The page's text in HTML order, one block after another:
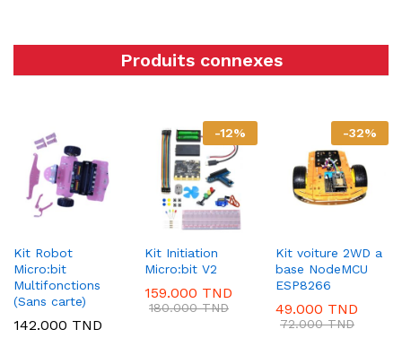
Produits connexes
Kit Robot
Micro:bit
Multifonctions
(Sans carte)
142.000 TND
-12%
Kit Initiation
Micro:bit V2
159.000 TND
180.000TND
-32%
Kit voiture 2WD a
base NodeMCU
ESP8266
49.000 TND
72.000TND